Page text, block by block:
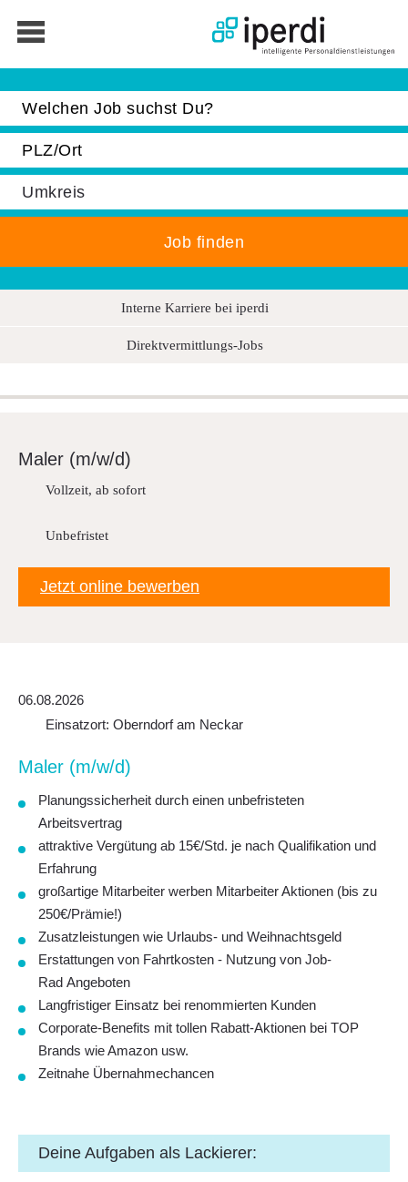
Interne Karriere bei iperdi
Direktvermittlungs-Jobs
Maler (m/w/d)
Vollzeit, ab sofort
Unbefristet
Jetzt online bewerben
06.08.2026
Einsatzort: Oberndorf am Neckar
Maler (m/w/d)
Planungssicherheit durch einen unbefristeten
Arbeitsvertrag
attraktive Vergütung ab 15€/Std. je nach Qualifikation und
Erfahrung
großartige Mitarbeiter werben Mitarbeiter Aktionen (bis zu
250€/Prämie!)
Zusatzleistungen wie Urlaubs- und Weihnachtsgeld
Erstattungen von Fahrtkosten - Nutzung von Job-
Rad Angeboten
Langfristiger Einsatz bei renommierten Kunden
Corporate-Benefits mit tollen Rabatt-Aktionen bei TOP
Brands wie Amazon usw.
Zeitnahe Übernahmechancen
Deine Aufgaben als Lackierer:
Jobbörse
Bewerber
Über iperdi
AGB
FAQ
Sitemap